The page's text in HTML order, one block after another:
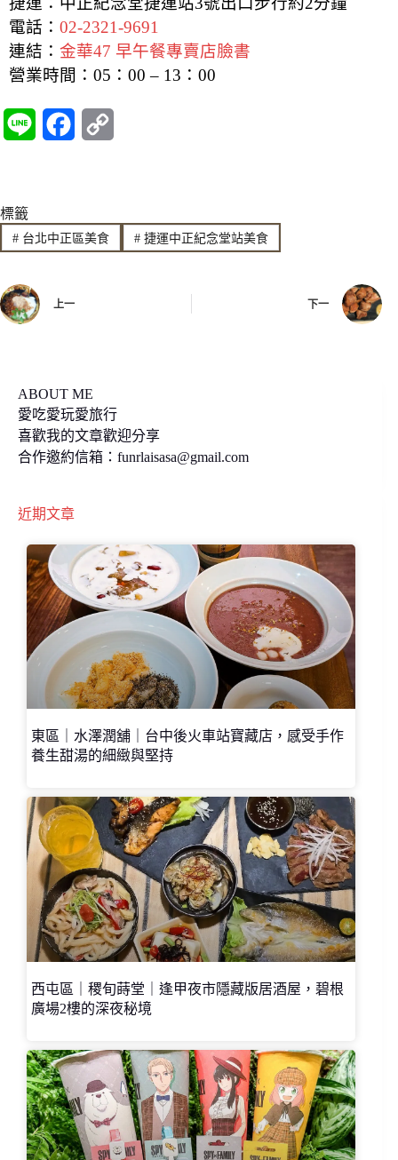
電話： 02-2321-9691
連結： 金華47 早午餐專賣店臉書
營業時間：05：00 – 13：00
e e
b
y
L
標籤
#台北中正區美食 #捷運中正紀念堂站美食
上一 下一
ABOUT ME
愛吃愛玩愛旅行
喜歡我的文章歡迎分享
合作邀約信箱： funrlaisasa@gmail.com
近期文章
東區｜水澤潤舖｜台中後火車站寶藏店，感受手作
養生甜湯的細緻與堅持
西屯區｜稷旬蒔堂｜逢甲夜市隱藏版居酒屋，碧根
廣場2樓的深夜秘境